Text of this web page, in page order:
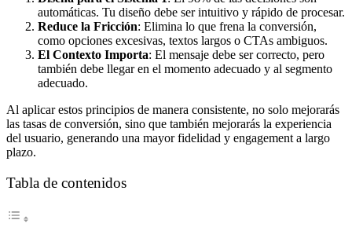
automáticas. Tu diseño debe ser intuitivo y rápido de procesar.
Reduce la Fricción: Elimina lo que frena la conversión,
como opciones excesivas, textos largos o CTAs ambiguos.
El Contexto Importa: El mensaje debe ser correcto, pero
también debe llegar en el momento adecuado y al segmento
adecuado.
Al aplicar estos principios de manera consistente, no solo mejorarás
las tasas de conversión, sino que también mejorarás la experiencia
del usuario, generando una mayor fidelidad y engagement a largo
plazo.
Tabla de contenidos